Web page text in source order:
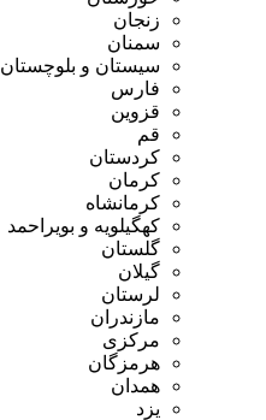
زنجان
سمنان
سیستان و بلوچستان
فارس
قزوین
قم
کردستان
کرمان
کرمانشاه
کهگیلویه و بویراحمد
گلستان
گیلان
لرستان
مازندران
مرکزی
هرمزگان
همدان
یزد